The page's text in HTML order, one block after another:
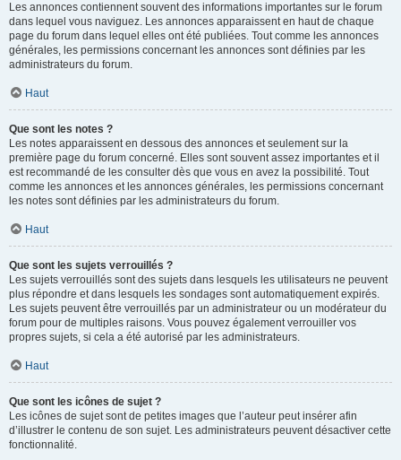
Les annonces contiennent souvent des informations importantes sur le forum
dans lequel vous naviguez. Les annonces apparaissent en haut de chaque
page du forum dans lequel elles ont été publiées. Tout comme les annonces
générales, les permissions concernant les annonces sont définies par les
administrateurs du forum.
Haut
Que sont les notes ?
Les notes apparaissent en dessous des annonces et seulement sur la
première page du forum concerné. Elles sont souvent assez importantes et il
est recommandé de les consulter dès que vous en avez la possibilité. Tout
comme les annonces et les annonces générales, les permissions concernant
les notes sont définies par les administrateurs du forum.
Haut
Que sont les sujets verrouillés ?
Les sujets verrouillés sont des sujets dans lesquels les utilisateurs ne peuvent
plus répondre et dans lesquels les sondages sont automatiquement expirés.
Les sujets peuvent être verrouillés par un administrateur ou un modérateur du
forum pour de multiples raisons. Vous pouvez également verrouiller vos
propres sujets, si cela a été autorisé par les administrateurs.
Haut
Que sont les icônes de sujet ?
Les icônes de sujet sont de petites images que l’auteur peut insérer afin
d’illustrer le contenu de son sujet. Les administrateurs peuvent désactiver cette
fonctionnalité.